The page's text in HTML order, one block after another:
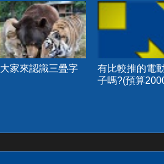
大家來認識三疊字
有比較推的電
子嗎?(預算